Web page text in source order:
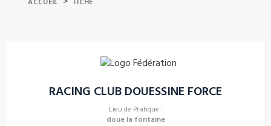
ACCUEIL FICHE
RACING CLUB DOUESSINE FORCE
Lieu de Pratique :
doue la fontaine